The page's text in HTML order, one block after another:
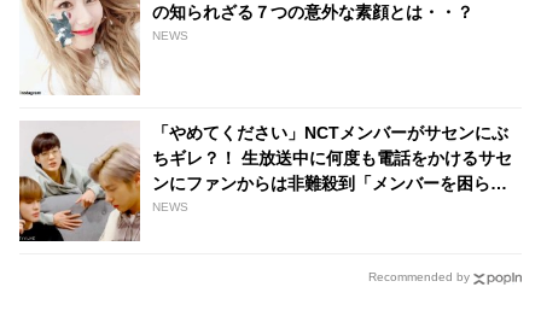
の知られざる７つの意外な素顔とは・・？
NEWS
「やめてください」NCTメンバーがサセンにぶ
ちギレ？！ 生放送中に何度も電話をかけるサセ
ンにファンからは非難殺到「メンバーを困らせ
ないで」
NEWS
Recommended by